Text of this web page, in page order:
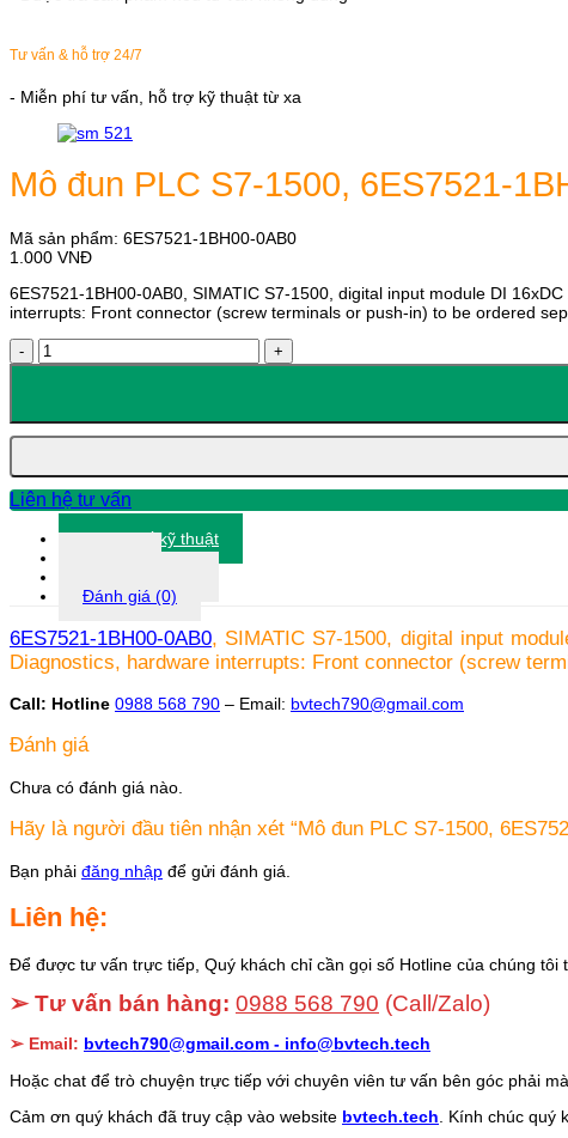
Tư vấn & hỗ trợ 24/7
- Miễn phí tư vấn, hỗ trợ kỹ thuật từ xa
Mô đun PLC S7-1500, 6ES7521-
Mã sản phẩm: 6ES7521-1BH00-0AB0
1.000 VNĐ
6ES7521-1BH00-0AB0, SIMATIC S7-1500, digital input module DI
interrupts: Front connector (screw terminals or push-in) to be ordered
Mô
đun
1500,
6ES7521-
0AB0
số
lượng
Liên hệ tư vấn
Thông số kỹ thuật
Đánh giá (0)
6ES7521-1BH00-0AB0, SIMATIC S7-1500, digital input
Diagnostics, hardware interrupts: Front connector (screw
Call: Hotline 0988 568 790 – Email: bvtech790@gmail.com
Đánh giá
Chưa có đánh giá nào.
Hãy là người đầu tiên nhận xét “Mô đun PLC S7-1500,
Bạn phải đăng nhập để gửi đánh giá.
Liên hệ:
Để được tư vấn trực tiếp, Quý khách chỉ cần gọi số Hotline của chúng tôi
➢ Tư vấn bán hàng: 0988 568 790 (Call/Zalo)
➢ Email: bvtech790@gmail.com - info@bvtech.tech
Hoặc chat để trò chuyện trực tiếp với chuyên viên tư vấn bên góc phải
Cảm ơn quý khách đã truy cập vào website bvtech.tech. Kính chúc quý